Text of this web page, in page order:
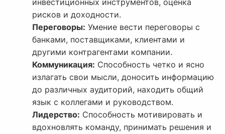
инвестиционных инструментов, оценка
рисков и доходности.
Переговоры: Умение вести переговоры с
банками, поставщиками, клиентами и
другими контрагентами компании.
Коммуникация: Способность четко и ясно
излагать свои мысли, доносить информацию
до различных аудиторий, находить общий
язык с коллегами и руководством.
Лидерство: Способность мотивировать и
вдохновлять команду, принимать решения и